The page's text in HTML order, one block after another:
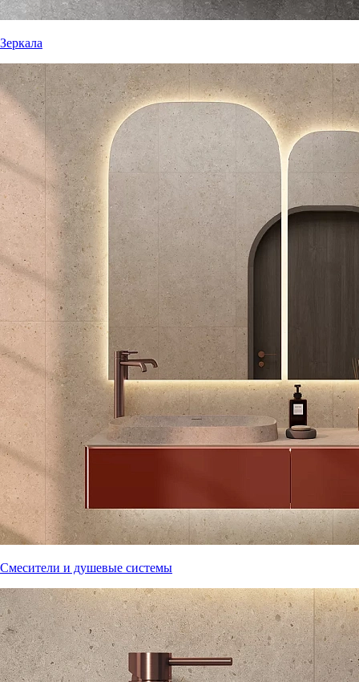
Зеркала
Смесители и душевые системы